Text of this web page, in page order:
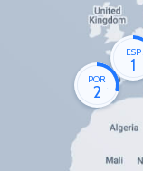
POR
2
ESP
1